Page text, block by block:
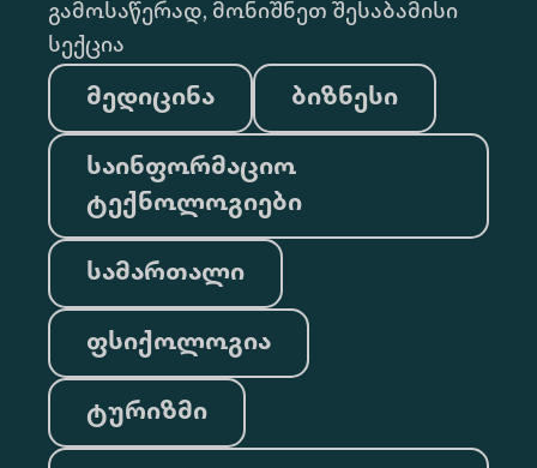
გამოსაწერად, მონიშნეთ შესაბამისი
სექცია
მედიცინა ბიზნესი
საინფორმაციო
ტექნოლოგიები
სამართალი
ფსიქოლოგია
ტურიზმი